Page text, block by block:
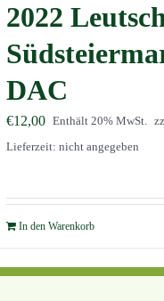
2022
DAC
€12,00 Enthält 20% MwSt.
Lieferzeit: nicht angegeben
In den Warenkorb